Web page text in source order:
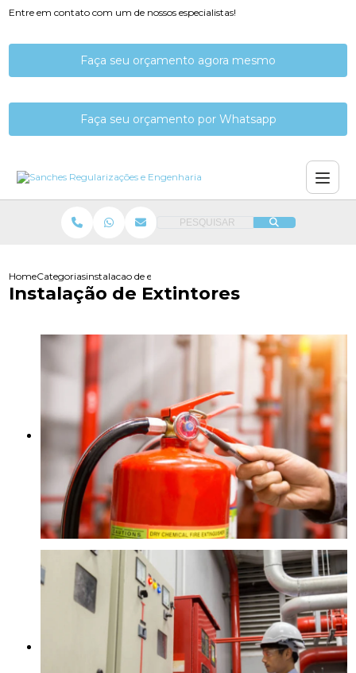
Entre em contato com um de nossos especialistas!
Faça seu orçamento agora mesmo
Faça seu orçamento por Whatsapp
PESQUISAR
HomeCategoriasinstalacao de extintores
Instalação de Extintores​